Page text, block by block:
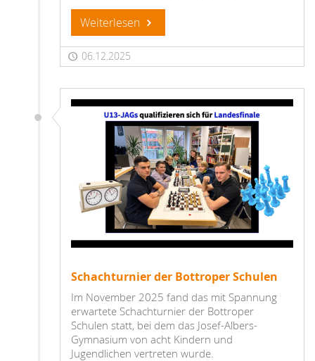
Weiterlesen
06.12.2025
Schachturnier der Bottroper Schulen
Im November 2025 fand das mit Spannung
erwartete Schachturnier der Bottroper
Schulen statt, bei dem das Josef-Albers-
Gymnasium von acht Kindern und
Jugendlichen vertreten wurde.